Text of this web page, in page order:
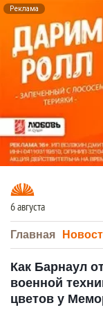
Реклама
6 августа
Главная
Как Барнаул
военной
цветов у